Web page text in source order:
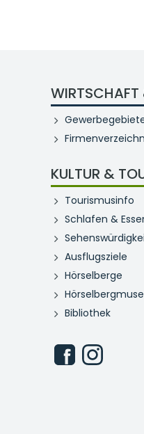
WIRTSCHAFT
KULTUR &
Tourismusinfo
Schlafen &
Ausflugsziele
Hörselberge
Bibliothek